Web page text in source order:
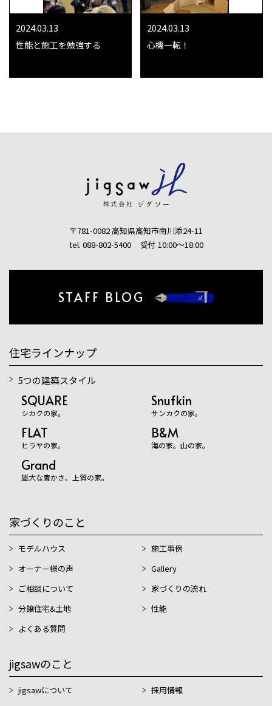
2024.03.13
性能と施工を勉強する
2024.03.13
心機一転！
〒781-0082 高知県高知市南川添24-11
tel. 088-802-5400
受付 10:00〜18:00
STAFF BLOG
住宅ラインナップ
5つの建築スタイル
SQUARE
シカクの家。
Snufkin
サンカクの家。
FLAT
ヒラヤの家。
B&M
海の家。山の家。
Grand
雄大な豊かさ。上質の家。
家づくりのこと
モデルハウス
施工事例
オーナー様の声
Gallery
ご相談について
家づくりの流れ
分譲住宅&土地
性能
よくある質問
jigsawのこと
jigsawについて
採用情報